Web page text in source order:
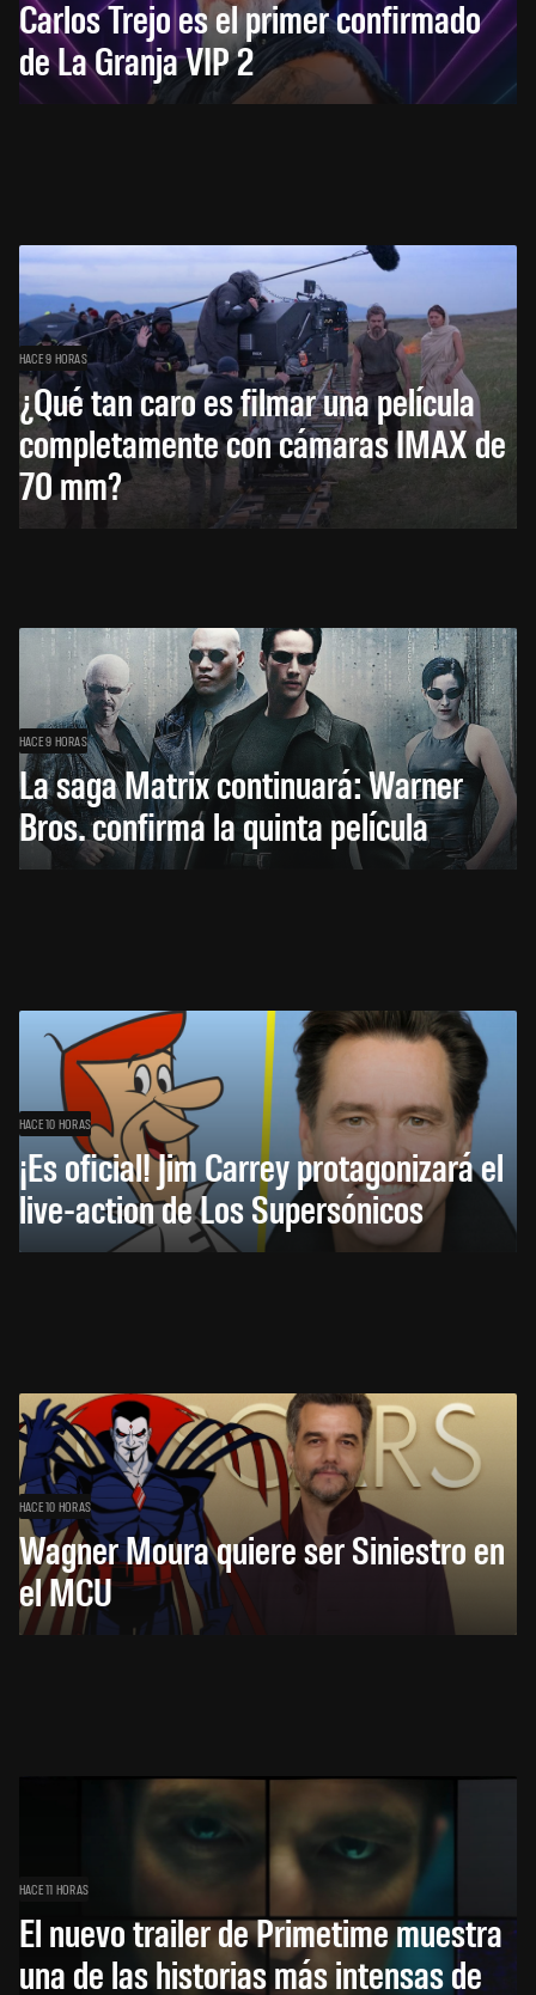
Carlos Trejo es el primer confirmado
de La Granja VIP 2
HACE 9 HORAS
¿Qué tan caro es filmar una película
completamente con cámaras IMAX de
70 mm?
HACE 9 HORAS
La saga Matrix continuará: Warner
Bros. confirma la quinta película
HACE 10 HORAS
¡Es oficial! Jim Carrey protagonizará el
live-action de Los Supersónicos
HACE 10 HORAS
Wagner Moura quiere ser Siniestro en
el MCU
HACE 11 HORAS
El nuevo trailer de Primetime muestra
una de las historias más intensas de